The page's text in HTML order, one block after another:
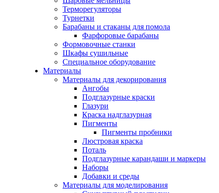
Терморегуляторы
Турнетки
Барабаны и стаканы для помола
Фарфоровые барабаны
Формовочные станки
Шкафы сушильные
Специальное оборудование
Материалы
Материалы для декорирования
Ангобы
Подглазурные краски
Глазури
Краска надглазурная
Пигменты
Пигменты пробники
Люстровая краска
Поталь
Подглазурные карандаши и маркеры
Наборы
Добавки и среды
Материалы для моделирования